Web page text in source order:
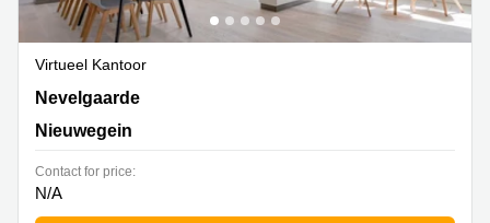
Virtueel Kantoor
Nevelgaarde 8, Nieuwegein
Nevelgaarde
Nieuwegein
Contact for price:
N/A